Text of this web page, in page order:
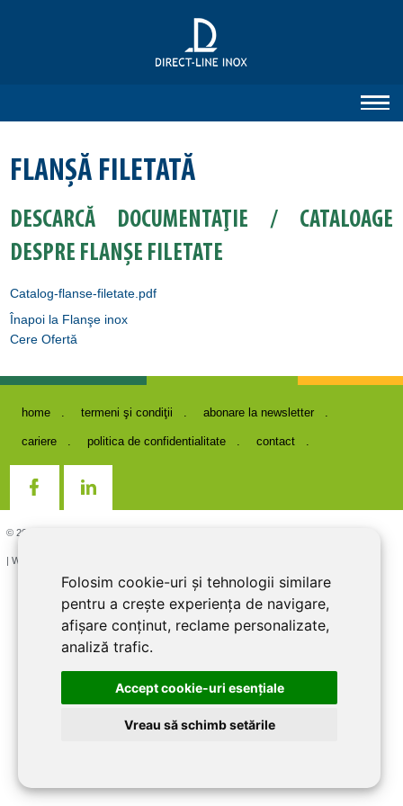
Folosim cookie-uri și tehnologii similare
pentru a crește experiența de navigare,
afișare conținut, reclame personalizate,
analiză trafic.
Accept cookie-uri esenţiale
Vreau să schimb setările
FLANŞĂ FILETATĂ
DESCARCĂ DOCUMENTAŢIE / CATALOAGE
DESPRE FLANŞE FILETATE
Catalog-flanse-filetate.pdf
Înapoi la Flanşe inox
Cere Ofertă
home termeni şi condiţii abonare la newsletter
cariere politica de confidentialitate contact
© 2026 DIRECT LINE INOX IMPEX SRL, RO7727821, J12/1817/1995
| Website creat si optimizat de